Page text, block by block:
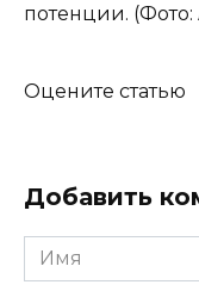
потенции.
Оцените статью
Добавить
Имя
*